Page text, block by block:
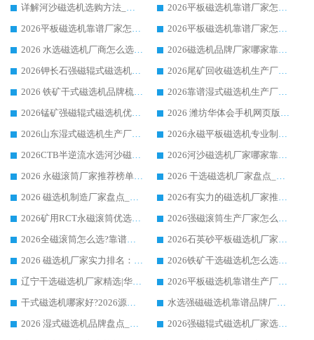
详解河沙磁选机选购方法_除铁器品牌及华体会手机网页版-华体会(中国) 企业解析
2026平板磁选机靠谱厂家怎么选？华体会手机网页版-华体会(中国) 凭硬实力甄选合作品牌
2026平板磁选机靠谱厂家怎么选？华体会手机网页版-华体会(中国) 凭硬实力甄选合作品牌
2026平板磁选机靠谱厂家怎么选？华体会手机网页版-华体会(中国) 凭硬实力甄选合作品牌
2026 水选磁选机厂商怎么选 潍坊华体会手机网页版-华体会(中国) 技术实力强
2026磁选机品牌厂家哪家靠谱?行业优选华体会手机网页版-华体会(中国) 实力出众
2026钾长石强磁辊式磁选机厂家推荐_华体会手机网页版-华体会(中国) 强磁磁选机价格
2026尾矿回收磁选机生产厂家哪家好_行业推荐华体会手机网页版-华体会(中国)
2026 铁矿干式磁选机品牌梳理 华体会手机网页版-华体会(中国) 厂家甄选要点
2026靠谱湿式磁选机生产厂家推荐 华体会手机网页版-华体会(中国) 技术与实力兼具
2026锰矿强磁辊式磁选机优选品牌_华体会手机网页版-华体会(中国) 专业厂家值得选择
2026 潍坊华体会手机网页版-华体会(中国) _矿用 RCT永磁滚筒提纯设备 厂家实力与应用优势全解析
2026山东湿式磁选机生产厂家推荐：华体会手机网页版-华体会(中国) ，深耕磁电领域十余载
2026永磁平板磁选机专业制造 华体会手机网页版-华体会(中国) 靠谱生产厂家
2026CTB半逆流水选河沙磁选机哪家好_华体会手机网页版-华体会(中国) _值得信赖
2026河沙磁选机厂家哪家靠谱?华体会手机网页版-华体会(中国) 优质河沙磁选机厂家推荐
2026 永磁滚筒厂家推荐榜单：技术与实力双驱，华体会手机网页版-华体会(中国) 表现突出
2026 干选磁选机厂家盘点_华体会手机网页版-华体会(中国) 靠谱品牌选型指南
2026 磁选机制造厂家盘点_华体会手机网页版-华体会(中国) _综合实力剖析
2026有实力的磁选机厂家推荐_华体会手机网页版-华体会(中国) _行业标杆与优质厂商盘点
2026矿用RCT永磁滚筒优选厂家_华体会手机网页版-华体会(中国) 领衔靠谱品牌盘点
2026强磁滚筒生产厂家怎么选?行业口碑推荐华体会手机网页版-华体会(中国)
2026全磁滚筒怎么选?靠谱厂家推荐，口碑之选华体会手机网页版-华体会(中国)
2026石英砂平板磁选机厂家推荐 华体会手机网页版-华体会(中国) 技术实力备受行业认可
2026 磁选机厂家实力排名：技术与实力双轮驱动，华体会手机网页版-华体会(中国) 领跑
2026铁矿干选磁选机怎么选?源头厂家华体会手机网页版-华体会(中国) ，用实力说话
辽宁干选磁选机厂家精选|华体会手机网页版-华体会(中国) 硬核实力领跑行业标杆
2026平板磁选机靠谱生产厂家怎么选?行业标杆华体会手机网页版-华体会(中国) ，凭硬实力脱颖而出
干式磁选机哪家好?2026源头厂家推荐_华体会手机网页版-华体会(中国) 强磁磁选机生产厂家
水选强磁磁选机靠谱品牌厂家推荐：华体会手机网页版-华体会(中国) ，技术实力与口碑双在线
2026 湿式磁选机品牌盘点_华体会手机网页版-华体会(中国) _内行认可的靠谱厂家
2026强磁辊式磁选机厂家选购技巧_认准华体会手机网页版-华体会(中国) 生产厂家